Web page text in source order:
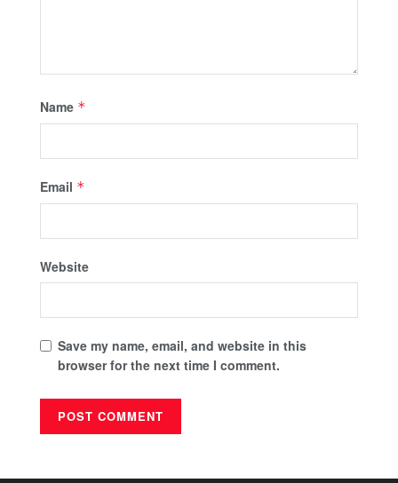
Name *
Email *
Website
Save my name, email, and website in this
browser for the next time I comment.